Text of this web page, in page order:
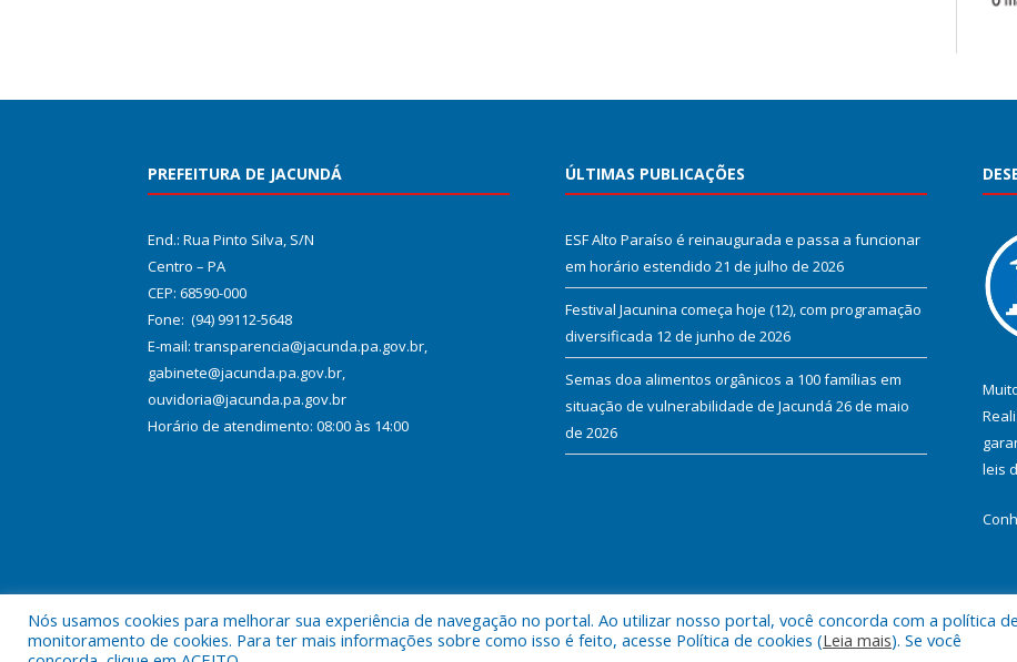
PREFEITURA DE JACUNDÁ
End.: Rua Pinto Silva, S/N
Centro – PA
CEP: 68590-000
Fone: (94) 99112-5648
E-mail: transparencia@jacunda.pa.gov.br,
gabinete@jacunda.pa.gov.br,
ouvidoria@jacunda.pa.gov.br
Horário de atendimento: 08:00 às 14:00
ÚLTIMAS PUBLICAÇÕES
ESF Alto Paraíso é reinaugurada e passa a funcionar
em horário estendido 21 de julho de 2026
Festival Jacunina começa hoje (12), com programação
diversificada 12 de junho de 2026
Semas doa alimentos orgânicos a 100 famílias em
situação de vulnerabilidade de Jacundá 26 de maio
de 2026
leis
Todos os direitos reservados a Prefeitura Municipal de Jacundá. Mapa do Site
Nós usamos cookies para melhorar sua experiência de navegação no portal. Ao utilizar nosso portal, você concorda com a política de
monitoramento de cookies. Para ter mais informações sobre como isso é feito, acesse Política de cookies (Leia mais). Se você